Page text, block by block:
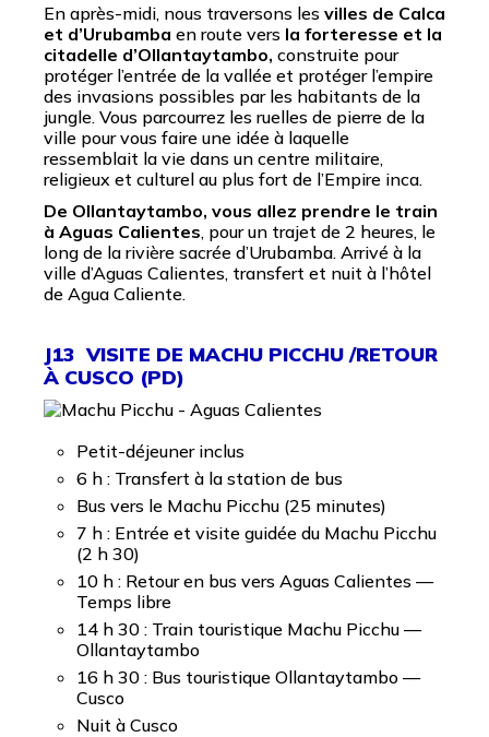
En après-midi, nous traversons les villes de Calca
et d’Urubamba en route vers la forteresse et la
citadelle d’Ollantaytambo, construite pour
protéger l’entrée de la vallée et protéger l’empire
des invasions possibles par les habitants de la
jungle. Vous parcourrez les ruelles de pierre de la
ville pour vous faire une idée à laquelle
ressemblait la vie dans un centre militaire,
religieux et culturel au plus fort de l’Empire inca.
De Ollantaytambo, vous allez prendre le train
à Aguas Calientes, pour un trajet de 2 heures, le
long de la rivière sacrée d’Urubamba. Arrivé à la
ville d’Aguas Calientes, transfert et nuit à l’hôtel
de Agua Caliente.
J13 VISITE DE MACHU PICCHU /RETOUR
À CUSCO (PD)
Petit-déjeuner inclus
6 h : Transfert à la station de bus
Bus vers le Machu Picchu (25 minutes)
7 h : Entrée et visite guidée du Machu Picchu
(2 h 30)
10 h : Retour en bus vers Aguas Calientes —
Temps libre
14 h 30 : Train touristique Machu Picchu —
Ollantaytambo
16 h 30 : Bus touristique Ollantaytambo —
Cusco
Nuit à Cusco